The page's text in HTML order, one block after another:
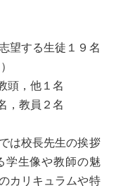
する生徒１９名
１名
員２名
は校長先生の挨拶
学生像や教師の魅
カリキュラムや特